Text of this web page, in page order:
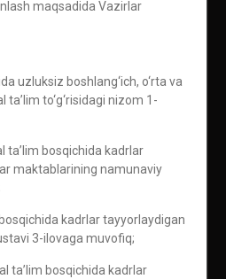
maqsadida Vazirlar
uzluksiz boshlang‘ich, o‘rta va
to‘g‘risidagi nizom 1-
ta’lim bosqichida kadrlar
maktablarining namunaviy
kadrlar tayyorlaydigan
3-ilovaga muvofiq;
ta’lim bosqichida kadrlar